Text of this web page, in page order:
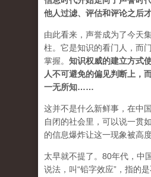
他人过滤、评估和评论之后
由此看来，声誉成为了今天
柱。它是知识的看门人，而
掌握。 知识权威的建立方式
人不可避免的偏见判断上，
一无所知……
这并不是什么新鲜事，在中
自闭的社会里，可以说一贯
的信息爆炸让这一现象被高
太早就不提了。80年代，中
说法，叫“铅字效应”，指的